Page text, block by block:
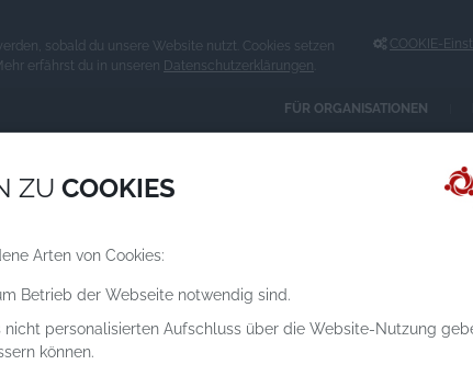
sobald du unsere Website nutzt. Cookies setzen
erfährst du in unseren Datenschutzerklärungen
COOKIE-
FÜR ORGANISATIONEN
ZU COOKIES
Arten von Cookies:
Betrieb der Webseite notwendig sind.
nicht personalisierten Aufschluss über die Website-Nutzung
können.